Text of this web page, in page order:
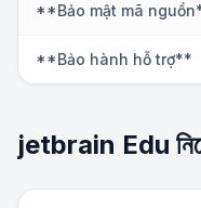
**Bảo mật mã
**Bảo hành hỗ trợ**
jetbrain Edu নিয়ে